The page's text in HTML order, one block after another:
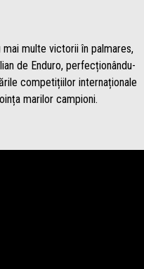
multe victorii în palmares,
de Enduro, perfecționându-
competițiilor internaționale
marilor campioni.